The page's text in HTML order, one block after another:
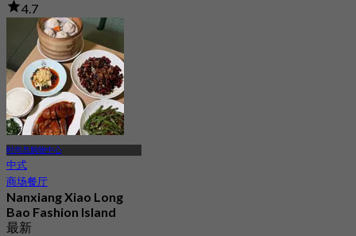
4.7
12.4K 已预订
฿ 645
时尚岛购物中心
中式
商场餐厅
Nanxiang Xiao Long
Bao Fashion Island
最新